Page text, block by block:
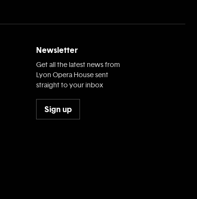
Newsletter
Get all the latest news from
Lyon Opera House sent
straight to your inbox
Sign up